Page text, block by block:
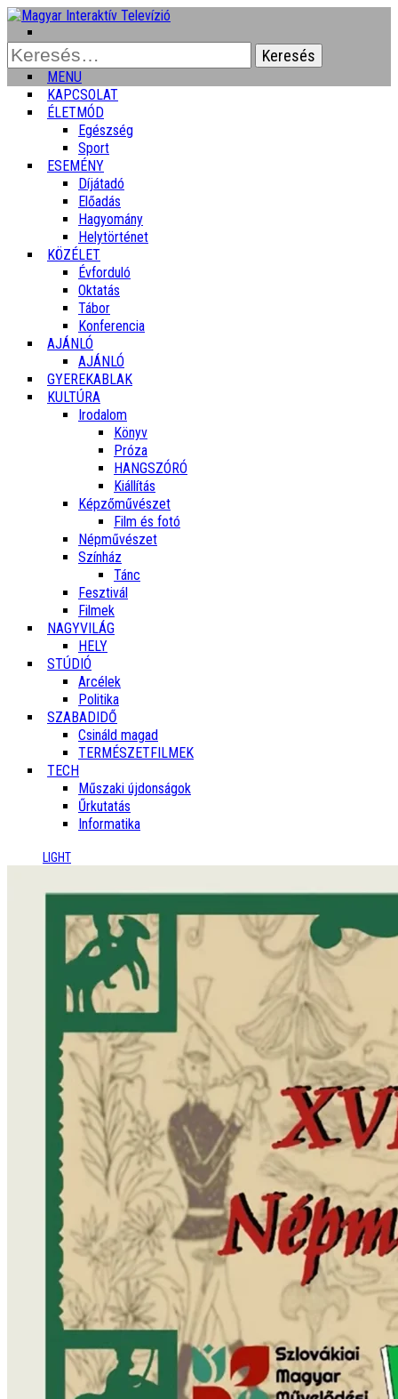
Keresés:
MENU
KAPCSOLAT
ÉLETMÓD
Egészség
Sport
ESEMÉNY
Díjátadó
Előadás
Hagyomány
Helytörténet
KÖZÉLET
Évforduló
Oktatás
Tábor
Konferencia
AJÁNLÓ
AJÁNLÓ
GYEREKABLAK
KULTÚRA
Irodalom
Könyv
Próza
HANGSZÓRÓ
Kiállítás
Képzőművészet
Film és fotó
Népművészet
Színház
Tánc
Fesztivál
Filmek
NAGYVILÁG
HELY
STÚDIÓ
Arcélek
Politika
SZABADIDŐ
Csináld magad
TERMÉSZETFILMEK
TECH
Műszaki újdonságok
Űrkutatás
Informatika
LIGHT